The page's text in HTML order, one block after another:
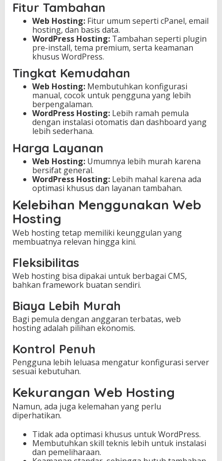
Fitur Tambahan
Web Hosting: Fitur umum seperti cPanel, email
hosting, dan basis data.
WordPress Hosting: Tambahan seperti plugin
pre-install, tema premium, serta keamanan
khusus WordPress.
Tingkat Kemudahan
Web Hosting: Membutuhkan konfigurasi
manual, cocok untuk pengguna yang lebih
berpengalaman.
WordPress Hosting: Lebih ramah pemula
dengan instalasi otomatis dan dashboard yang
lebih sederhana.
Harga Layanan
Web Hosting: Umumnya lebih murah karena
bersifat general.
WordPress Hosting: Lebih mahal karena ada
optimasi khusus dan layanan tambahan.
Kelebihan Menggunakan Web
Hosting
Web hosting tetap memiliki keunggulan yang
membuatnya relevan hingga kini.
Fleksibilitas
Web hosting bisa dipakai untuk berbagai CMS,
bahkan framework buatan sendiri.
Biaya Lebih Murah
Bagi pemula dengan anggaran terbatas, web
hosting adalah pilihan ekonomis.
Kontrol Penuh
Pengguna lebih leluasa mengatur konfigurasi server
sesuai kebutuhan.
Kekurangan Web Hosting
Namun, ada juga kelemahan yang perlu
diperhatikan.
Tidak ada optimasi khusus untuk WordPress.
Membutuhkan skill teknis lebih untuk instalasi
dan pemeliharaan.